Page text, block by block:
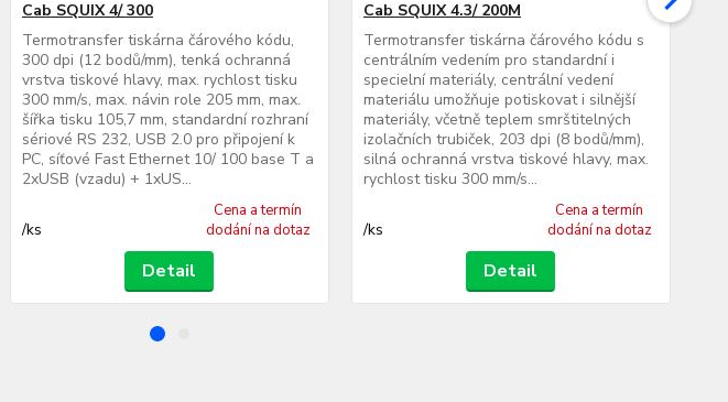
Cab SQUIX 4/ 300
Termotransfer tiskárna čárového kódu,
300 dpi (12 bodů/mm), tenká ochranná
vrstva tiskové hlavy, max. rychlost tisku
300 mm/s, max. návin role 205 mm, max.
šířka tisku 105,7 mm, standardní rozhraní
sériové RS 232, USB 2.0 pro připojení k
PC, síťové Fast Ethernet 10/ 100 base T a
2xUSB (vzadu) + 1xUS...
/ks
Cena a termín
dodání na dotaz
Detail
Cab SQUIX 4.3/ 200M
Termotransfer tiskárna čárového kódu s
centrálním vedením pro standardní i
specielní materiály, centrální vedení
materiálu umožňuje potiskovat i silnější
materiály, včetně teplem smrštitelných
izolačních trubiček, 203 dpi (8 bodů/mm),
silná ochranná vrstva tiskové hlavy, max.
rychlost tisku 300 mm/s...
/ks
Cena a termín
dodání na dotaz
Detail